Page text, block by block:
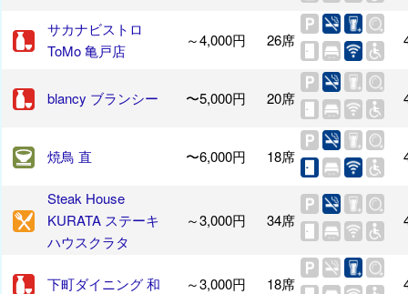
サカナビストロ
ToMo 亀戸店
～4,000円 26席
blancy ブランシー 〜5,000円 20席
焼鳥 直 〜6,000円 18席
Steak House
KURATA ステーキ
ハウスクラタ
～3,000円 34席
下町ダイニング 和 ～3,000円 18席